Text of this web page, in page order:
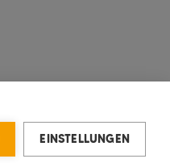
EINSTELLUNGEN